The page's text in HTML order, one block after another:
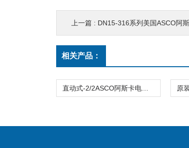
上一篇 : DN15-316系列美国ASCO阿斯卡电磁阀
相关产品：